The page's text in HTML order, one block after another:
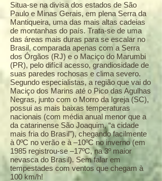
Situa-se na divisa dos estados de São
Paulo e Minas Gerais, em plena Serra da
Mantiqueira, uma das mais altas cadeias
de montanhas do país. Trata-se de uma
das áreas mais duras para se escalar no
Brasil, comparada apenas com a Serra
dos Órgãos (RJ) e o Maciço do Marumbi
(PR), pelo difícil acesso, grandiosidade de
suas paredes rochosas e clima severo.
Segundo especialistas, a região que vai do
Maciço dos Marins até o Pico das Agulhas
Negras, junto com o Morro da Igreja (SC),
possui as mais baixas temperaturas
nacionais (com média anual menor que a
da catarinense São Joaquim, “a cidade
mais fria do Brasil”), chegando facilmente
à 0ºC no verão e à –10ºC no inverno (em
1985 registrou-se –17ºC, na 3º maior
nevasca do Brasil). Sem falar em
tempestades com ventos que chegam à
100 km/h!